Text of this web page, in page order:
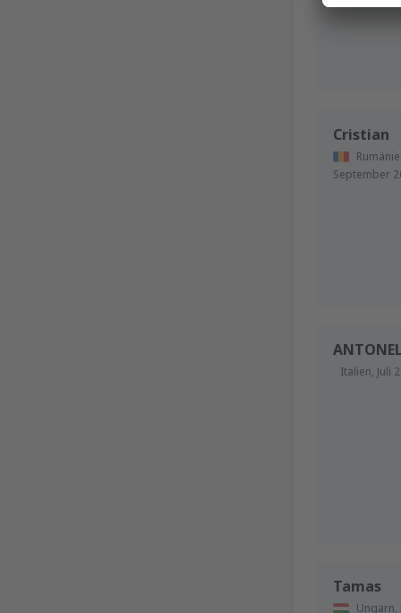
Cristian
September
Italien, Juli
Tamas
Ungarn,